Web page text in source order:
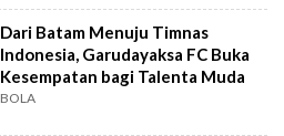
Dari Batam Menuju Timnas
Indonesia, Garudayaksa FC Buka
Kesempatan bagi Talenta Muda
BOLA